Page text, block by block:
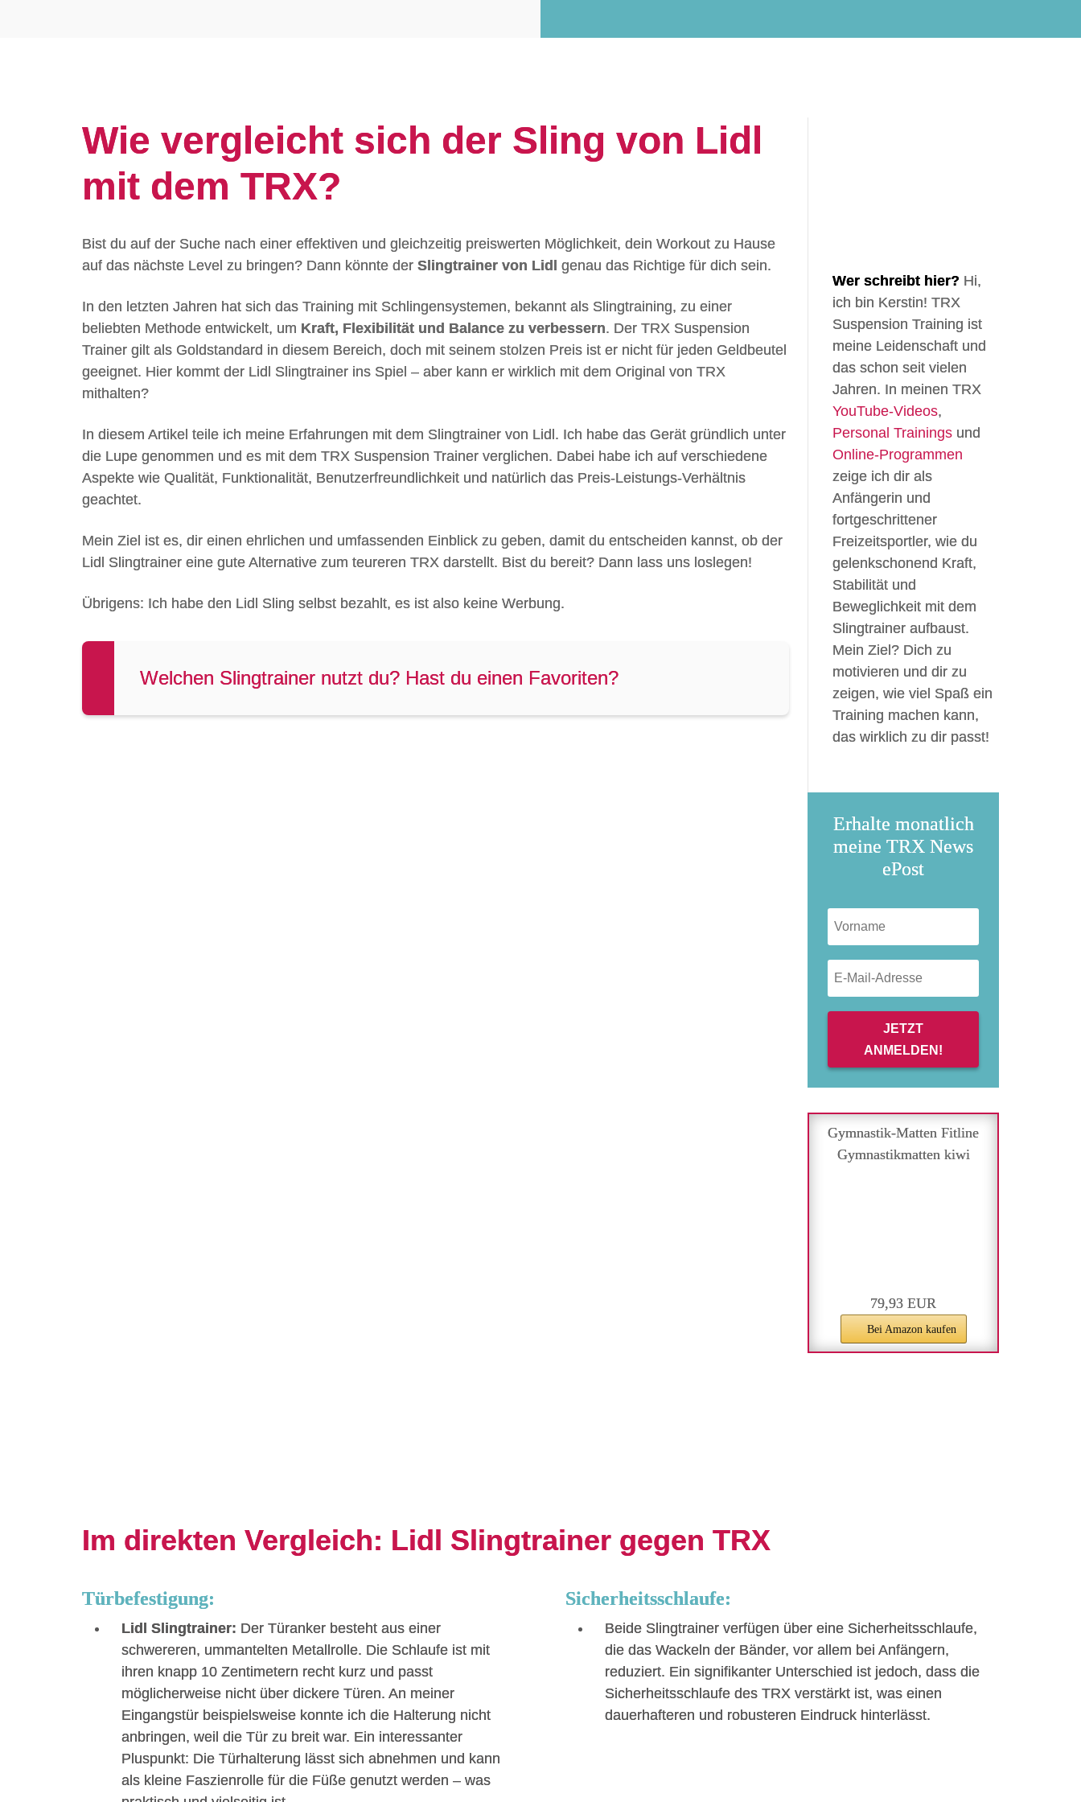
Wie vergleicht sich der Sling von Lidl
mit dem TRX?
Bist du auf der Suche nach einer effektiven und gleichzeitig preiswerten Möglichkeit, dein Workout zu Hause
auf das nächste Level zu bringen? Dann könnte der Slingtrainer von Lidl genau das Richtige für dich sein.
In den letzten Jahren hat sich das Training mit Schlingensystemen, bekannt als Slingtraining, zu einer
beliebten Methode entwickelt, um Kraft, Flexibilität und Balance zu verbessern. Der TRX Suspension
Trainer gilt als Goldstandard in diesem Bereich, doch mit seinem stolzen Preis ist er nicht für jeden Geldbeutel
geeignet. Hier kommt der Lidl Slingtrainer ins Spiel – aber kann er wirklich mit dem Original von TRX
mithalten?
In diesem Artikel teile ich meine Erfahrungen mit dem Slingtrainer von Lidl. Ich habe das Gerät gründlich unter
die Lupe genommen und es mit dem TRX Suspension Trainer verglichen. Dabei habe ich auf verschiedene
Aspekte wie Qualität, Funktionalität, Benutzerfreundlichkeit und natürlich das Preis-Leistungs-Verhältnis
geachtet.
Mein Ziel ist es, dir einen ehrlichen und umfassenden Einblick zu geben, damit du entscheiden kannst, ob der
Lidl Slingtrainer eine gute Alternative zum teureren TRX darstellt. Bist du bereit? Dann lass uns loslegen!
Übrigens: Ich habe den Lidl Sling selbst bezahlt, es ist also keine Werbung.
Welchen Slingtrainer nutzt du? Hast du einen Favoriten?
Wer schreibt hier? Hi,
ich bin Kerstin! TRX
Suspension Training ist
meine Leidenschaft und
das schon seit vielen
Jahren. In meinen TRX
YouTube-Videos,
Personal Trainings und
Online-Programmen
zeige ich dir als
Anfängerin und
fortgeschrittener
Freizeitsportler, wie du
gelenkschonend Kraft,
Stabilität und
Beweglichkeit mit dem
Slingtrainer aufbaust.
Mein Ziel? Dich zu
motivieren und dir zu
zeigen, wie viel Spaß ein
Training machen kann,
das wirklich zu dir passt!
Erhalte monatlich
meine TRX News
ePost
JETZT
ANMELDEN!
Gymnastik-Matten Fitline
Gymnastikmatten kiwi
79,93 EUR
Bei Amazon kaufen
Im direkten Vergleich: Lidl Slingtrainer gegen TRX
Türbefestigung:
Lidl Slingtrainer: Der Türanker besteht aus einer
schwereren, ummantelten Metallrolle. Die Schlaufe ist mit
ihren knapp 10 Zentimetern recht kurz und passt
möglicherweise nicht über dickere Türen. An meiner
Eingangstür beispielsweise konnte ich die Halterung nicht
anbringen, weil die Tür zu breit war. Ein interessanter
Pluspunkt: Die Türhalterung lässt sich abnehmen und kann
als kleine Faszienrolle für die Füße genutzt werden – was
Sicherheitsschlaufe:
Beide Slingtrainer verfügen über eine Sicherheitsschlaufe,
die das Wackeln der Bänder, vor allem bei Anfängern,
reduziert. Ein signifikanter Unterschied ist jedoch, dass die
Sicherheitsschlaufe des TRX verstärkt ist, was einen
dauerhafteren und robusteren Eindruck hinterlässt.